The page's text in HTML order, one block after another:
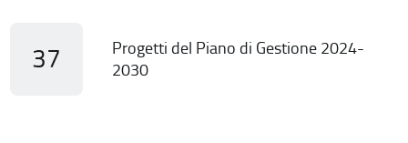
37
Progetti del Piano di Gestione 2024-
2030